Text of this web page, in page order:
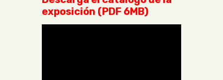
exposición (PDF 6MB)